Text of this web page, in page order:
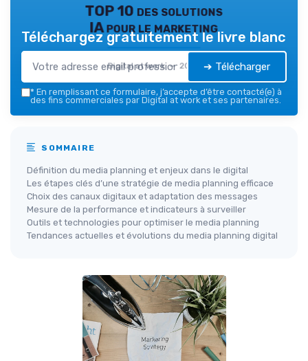
TOP 10 des solutions
IA pour le marketing
Digital at work — 2026
Téléchargez gratuitement le livre blanc
➔ Télécharger
* En remplissant ce formulaire, j’accepte d’être contacté(e) à
des fins commerciales par Digital at work et ses partenaires.
SOMMAIRE
Définition du media planning et enjeux dans le digital
Les étapes clés d’une stratégie de media planning efficace
Choix des canaux digitaux et adaptation des messages
Mesure de la performance et indicateurs à surveiller
Outils et technologies pour optimiser le media planning
Tendances actuelles et évolutions du media planning digital